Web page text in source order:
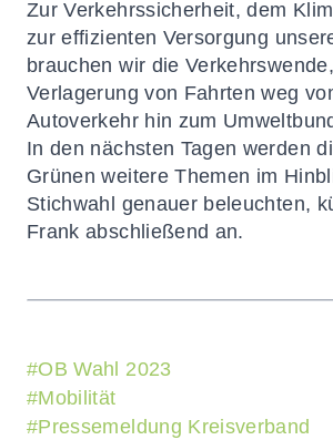
Zur Verkehrssicherheit, dem
zur effizienten Versorgung
brauchen wir die
Verlagerung von Fahrten weg
Autoverkehr hin zum
In den nächsten Tagen werden
Grünen weitere Themen im
Stichwahl genauer beleuchten,
Frank abschließend an.
#OB Wahl 2023
#Mobilität
#Pressemeldung Kreisverband